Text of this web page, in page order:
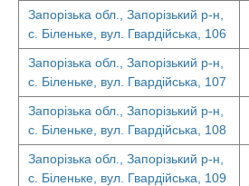
Запорізька обл., Запорізький р-н,
с. Біленьке, вул. Гвардійська, 106
Запорізька обл., Запорізький р-н,
с. Біленьке, вул. Гвардійська, 107
Запорізька обл., Запорізький р-н,
с. Біленьке, вул. Гвардійська, 108
Запорізька обл., Запорізький р-н,
с. Біленьке, вул. Гвардійська, 109